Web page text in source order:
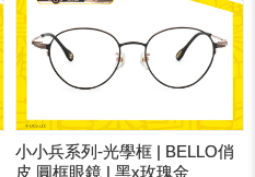
小小兵系列-光學框 | BELLO俏
皮 圓框眼鏡 | 黑x玫瑰金